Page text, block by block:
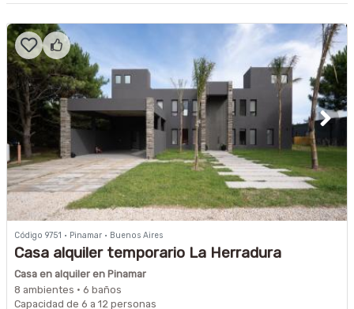
Código 9751 · Pinamar · Buenos Aires
Casa alquiler temporario La Herradura
Casa en alquiler en Pinamar
8 ambientes · 6 baños
Capacidad de 6 a 12 personas